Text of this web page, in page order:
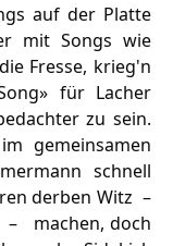
auf der Platte
mit Songs wie
Fresse, krieg'n
für Lacher
zu sein.
gemeinsamen
schnell
derben Witz –
– machen, doch